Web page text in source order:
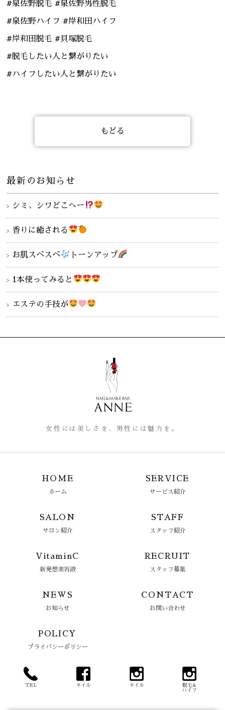
#泉佐野脱毛 #泉佐野男性脱毛
#泉佐野ハイフ #岸和田ハイフ
#岸和田脱毛 #貝塚脱毛
#脱毛したい人と繋がりたい
#ハイフしたい人と繋がりたい
もどる
最新のお知らせ
シミ、シワどこへー
香りに癒される
お肌スベスベ トーンアップ
1本使ってみると
エステの手技が
女性には美しさを、男性には魅力を。
HOME
ホーム
SERVICE
サービス紹介
SALON
サロン紹介
STAFF
スタッフ紹介
VitaminC
新発想美容液
RECRUIT
スタッフ募集
NEWS
お知らせ
CONTACT
お問い合わせ
POLICY
プライバシーポリシー
TEL ネイル ネイル
脱毛&
ハイフ